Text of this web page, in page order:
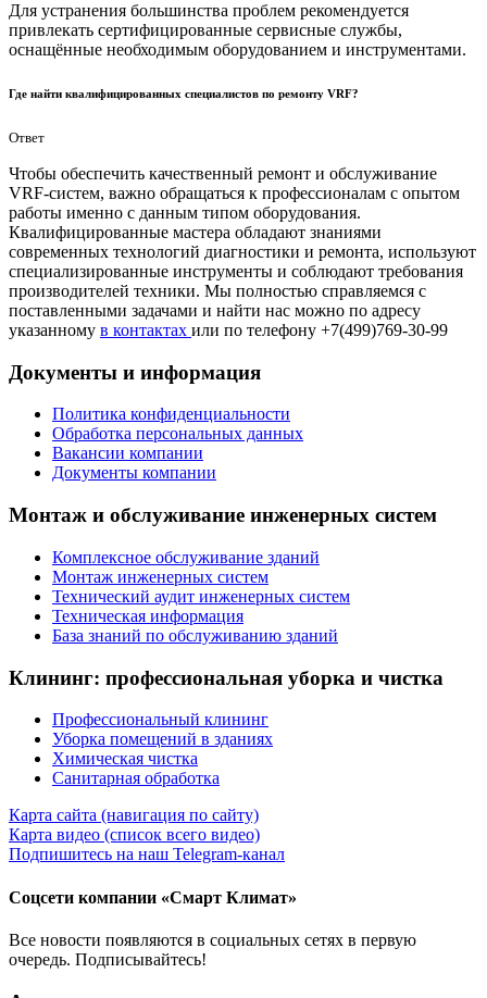
Для устранения большинства проблем рекомендуется
привлекать сертифицированные сервисные службы,
оснащённые необходимым оборудованием и инструментами.
Где найти квалифицированных специалистов по ремонту VRF?
Ответ
Чтобы обеспечить качественный ремонт и обслуживание
VRF-систем, важно обращаться к профессионалам с опытом
работы именно с данным типом оборудования.
Квалифицированные мастера обладают знаниями
современных технологий диагностики и ремонта, используют
специализированные инструменты и соблюдают требования
производителей техники. Мы полностью справляемся с
поставленными задачами и найти нас можно по адресу
указанному в контактах или по телефону +7(499)769-30-99
Документы и информация
Политика конфиденциальности
Обработка персональных данных
Вакансии компании
Документы компании
Монтаж и обслуживание инженерных систем
Комплексное обслуживание зданий
Монтаж инженерных систем
Технический аудит инженерных систем
Техническая информация
База знаний по обслуживанию зданий
Клининг: профессиональная уборка и чистка
Профессиональный клининг
Уборка помещений в зданиях
Химическая чистка
Санитарная обработка
Карта сайта (навигация по сайту)
Карта видео (список всего видео)
Подпишитесь на наш Telegram-канал
Соцсети компании «Смарт Климат»
Все новости появляются в социальных сетях в первую
очередь. Подписывайтесь!